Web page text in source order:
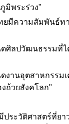
มิพระร่วง"
ยมีความสัมพันธ์ท
ดศิลปวัฒนธรรมที่
ดงานอุตสาหกรรม
งถ้วยสังคโลก"
ประวัติศาสตร์ที่ย